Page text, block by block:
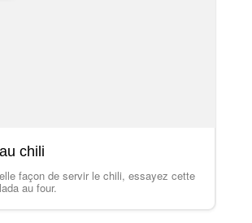
chili
façon de servir le chili, essayez cette
au four.